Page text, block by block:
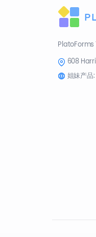
PlatoForms
608
姐妹产品: